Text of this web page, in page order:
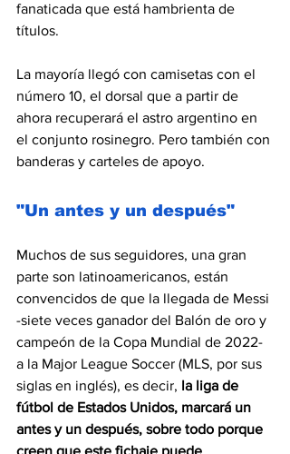
fanaticada que está hambrienta de
títulos.
La mayoría llegó con camisetas con el
número 10, el dorsal que a partir de
ahora recuperará el astro argentino en
el conjunto rosinegro. Pero también con
banderas y carteles de apoyo.
"Un antes y un después"
Muchos de sus seguidores, una gran
parte son latinoamericanos, están
convencidos de que la llegada de Messi
-siete veces ganador del Balón de oro y
campeón de la Copa Mundial de 2022-
a la Major League Soccer (MLS, por sus
siglas en inglés), es decir, la liga de
fútbol de Estados Unidos, marcará un
antes y un después, sobre todo porque